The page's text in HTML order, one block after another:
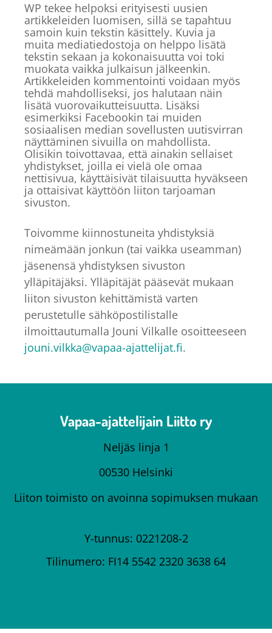
WP tekee helpoksi erityisesti uusien
artikkeleiden luomisen, sillä se tapahtuu
samoin kuin tekstin käsittely. Kuvia ja
muita mediatiedostoja on helppo lisätä
tekstin sekaan ja kokonaisuutta voi toki
muokata vaikka julkaisun jälkeenkin.
Artikkeleiden kommentointi voidaan myös
tehdä mahdolliseksi, jos halutaan näin
lisätä vuorovaikutteisuutta. Lisäksi
esimerkiksi Facebookin tai muiden
sosiaalisen median sovellusten uutisvirran
näyttäminen sivuilla on mahdollista.
Olisikin toivottavaa, että ainakin sellaiset
yhdistykset, joilla ei vielä ole omaa
nettisivua, käyttäisivät tilaisuutta hyväkseen
ja ottaisivat käyttöön liiton tarjoaman
sivuston.
Toivomme kiinnostuneita yhdistyksiä
nimeämään jonkun (tai vaikka useamman)
jäsenensä yhdistyksen sivuston
ylläpitäjäksi. Ylläpitäjät pääsevät mukaan
liiton sivuston kehittämistä varten
perustetulle sähköpostilistalle
ilmoittautumalla Jouni Vilkalle osoitteeseen
jouni.vilkka@vapaa-ajattelijat.fi.
Vapaa-ajattelijain Liitto ry
Neljäs linja 1
00530 Helsinki
Liiton toimisto on avoinna sopimuksen mukaan
Y-tunnus: 0221208-2
Tilinumero: FI14 5542 2320 3638 64